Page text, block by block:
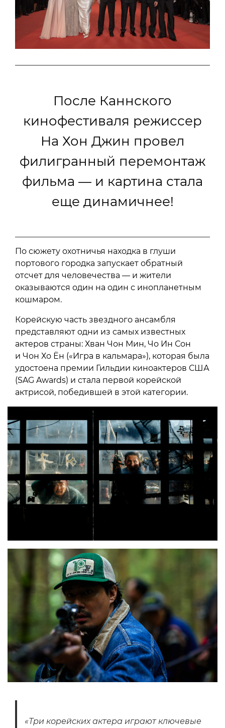
После Каннского
кинофестиваля режиссер
На Хон Джин провел
филигранный перемонтаж
фильма — и картина стала
еще динамичнее!
По сюжету охотничья находка в глуши
портового городка запускает обратный
отсчет для человечества — и жители
оказываются один на один с инопланетным
кошмаром.
Корейскую часть звездного ансамбля
представляют одни из самых известных
актеров страны: Хван Чон Мин, Чо Ин Сон
и Чон Хо Ён («Игра в кальмара»), которая была
удостоена премии Гильдии киноактеров США
(SAG Awards) и стала первой корейской
актрисой, победившей в этой категории.
«Три корейских актера играют ключевые